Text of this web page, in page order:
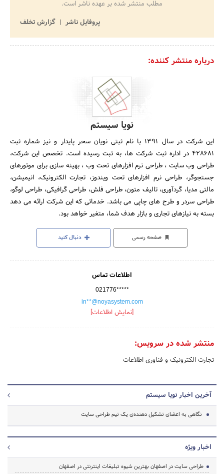
مطلب منتشر شده بر عهده ناشر است.
پروفایل ناشر
گزارش تخلف
درباره منتشر کننده:
نویا سیستم
این شرکت در سال 1391 با نام ثبتی نویان سحر پایدار و نیز شماره ثبت
428681 در اداره ثبت شرکت ها، به ثبت رسیده است. تخصص این شرکت،
طراحی وب سایت ، طراحی نرم افزارهای تحت وب ، بهینه سازی برای موتورهای
جستجوگر، طراحی نرم افزارهای تحت ویندوز، تجارت الکترونیک، انیمیشن،
مالتی مدیا، گردآوری، تالیف متون، طراحی فلش، طراحی گرافیکی، طراحی لوگو،
طراحی سردر و طرح های چاپی می باشد. خدماتی که این شرکت ارائه می دهد
بسته به نیازهای تجاری و بازار هدف شما، متغیر خواهد بود.
صفحه رسمی دنبال کنید
اطلاعات تماس
021776*****
in**@noyasystem.com
[نمایش اطلاعات]
منتشر شده در سرویس:
تجارت الکترونیک و فناوری اطلاعات
آخرین اخبار نویا سیستم
نگاهی به اعضای تشکیل دهنده‌ی یک تیم طراحی سایت
اخبار ویژه
طراحی سایت در اصفهان بهترین شیوه تبلیغات اینترنتی در اصفهان